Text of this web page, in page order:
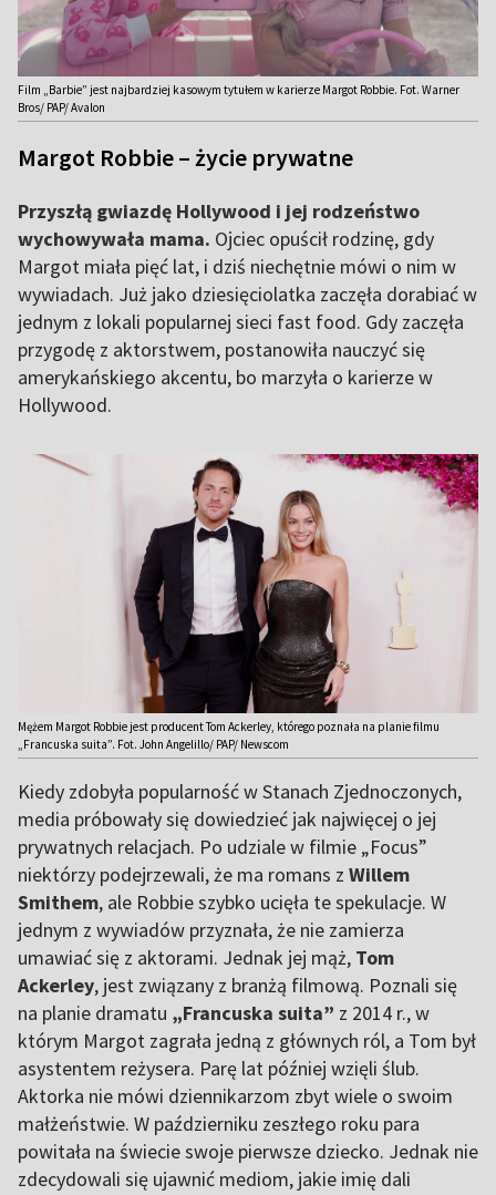
Film „Barbie” jest najbardziej kasowym tytułem w karierze Margot Robbie. Fot. Warner
Bros/ PAP/ Avalon
Margot Robbie – życie prywatne
Przyszłą gwiazdę Hollywood i jej rodzeństwo
wychowywała mama. Ojciec opuścił rodzinę, gdy
Margot miała pięć lat, i dziś niechętnie mówi o nim w
wywiadach. Już jako dziesięciolatka zaczęła dorabiać w
jednym z lokali popularnej sieci fast food. Gdy zaczęła
przygodę z aktorstwem, postanowiła nauczyć się
amerykańskiego akcentu, bo marzyła o karierze w
Hollywood.
Mężem Margot Robbie jest producent Tom Ackerley, którego poznała na planie filmu
„Francuska suita”. Fot. John Angelillo/ PAP/ Newscom
Kiedy zdobyła popularność w Stanach Zjednoczonych,
media próbowały się dowiedzieć jak najwięcej o jej
prywatnych relacjach. Po udziale w filmie „Focus”
niektórzy podejrzewali, że ma romans z Willem
Smithem, ale Robbie szybko ucięła te spekulacje. W
jednym z wywiadów przyznała, że nie zamierza
umawiać się z aktorami. Jednak jej mąż, Tom
Ackerley, jest związany z branżą filmową. Poznali się
na planie dramatu „Francuska suita” z 2014 r., w
którym Margot zagrała jedną z głównych ról, a Tom był
asystentem reżysera. Parę lat później wzięli ślub.
Aktorka nie mówi dziennikarzom zbyt wiele o swoim
małżeństwie. W październiku zeszłego roku para
powitała na świecie swoje pierwsze dziecko. Jednak nie
zdecydowali się ujawnić mediom, jakie imię dali